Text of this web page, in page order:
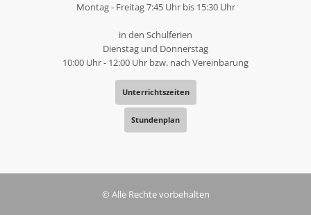
Montag - Freitag 7:45 Uhr bis 15:30 Uhr
in den Schulferien
Dienstag und Donnerstag
10:00 Uhr - 12:00 Uhr bzw. nach Vereinbarung
Unterrichtszeiten
Stundenplan
© Alle Rechte vorbehalten